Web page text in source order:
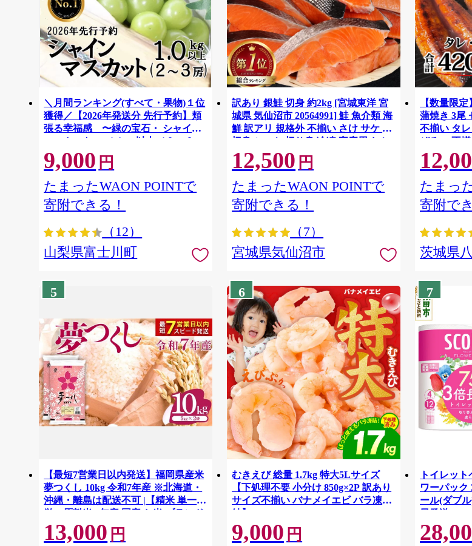
＼月間ランキング(すべて・果物)１位
獲得／【2026年発送分 先行予約】頬
張る幸福感 〜緑の宝石・ シャイン
マスカット 〜 １ｋｇ以上（２〜３
房） フルーツ 山梨県産 果物 くだも
の シャイン マスカット ぶどう ブド
ウ 葡萄 大粒 種なし 先行予約 富士川
町 10000円 一万円 9000円 九千円
9,000 円
たまったWAON POINTで
寄附できる！
（12）
山梨県富士川町
訳あり 銀鮭 切身 約2kg [宮城東洋 宮
城県 気仙沼市 20564991] 鮭 魚介類 海
鮮 訳アリ 規格外 不揃い さけ サケ 鮭
切身 シャケ 切り身 冷凍 家庭用 おか
ず 弁当 支援 サーモン 銀鮭切り身 魚
わけあり
12,500 円
たまったWAON POINTで
寄附できる！
（7）
宮城県気仙沼市
【数量限
蒲焼き 3尾
不揃い タ
ぞろい 不
気 茨城 八
[SF951ya]
たまっ
寄附で
茨城県
5
【最短7営業日以内発送】福岡県産米
夢つくし 10kg 令和7年産 ※北海道・
沖縄・離島は配送不可 |【精米 単一米
単一原料米 7年産 国産 お米 ブランド
米 5kg × 2 ゆめつくし】CY009_01
13,000 円
6
むきえび 総量 1.7kg 特大5Lサイズ
【下処理不要 小分け 850g×2P 訳あり
サイズ不揃い バナメイエビ バラ凍
結】 G4142
9,000 円
7
トイレッ
ワーパック
ール(ダブ
日発送 [ス
トイレット
ア] 秋田県